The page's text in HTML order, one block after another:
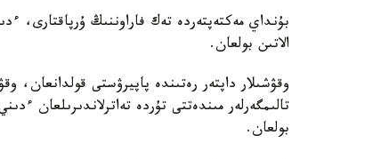
بۇنداي مەكتەپتەردە تەك فاراوننىڭ ۇرپاقتارى،
الاتىن بولعان.
وقۋشىلار داپتەر رەتىندە پاپيرۋستى قولدانعان،
تالىمگەرلەر مىندەتتى تۇردە تەاترلاندىرىلعان
بولعان.